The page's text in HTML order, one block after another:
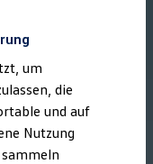
um
die
und auf
Nutzung